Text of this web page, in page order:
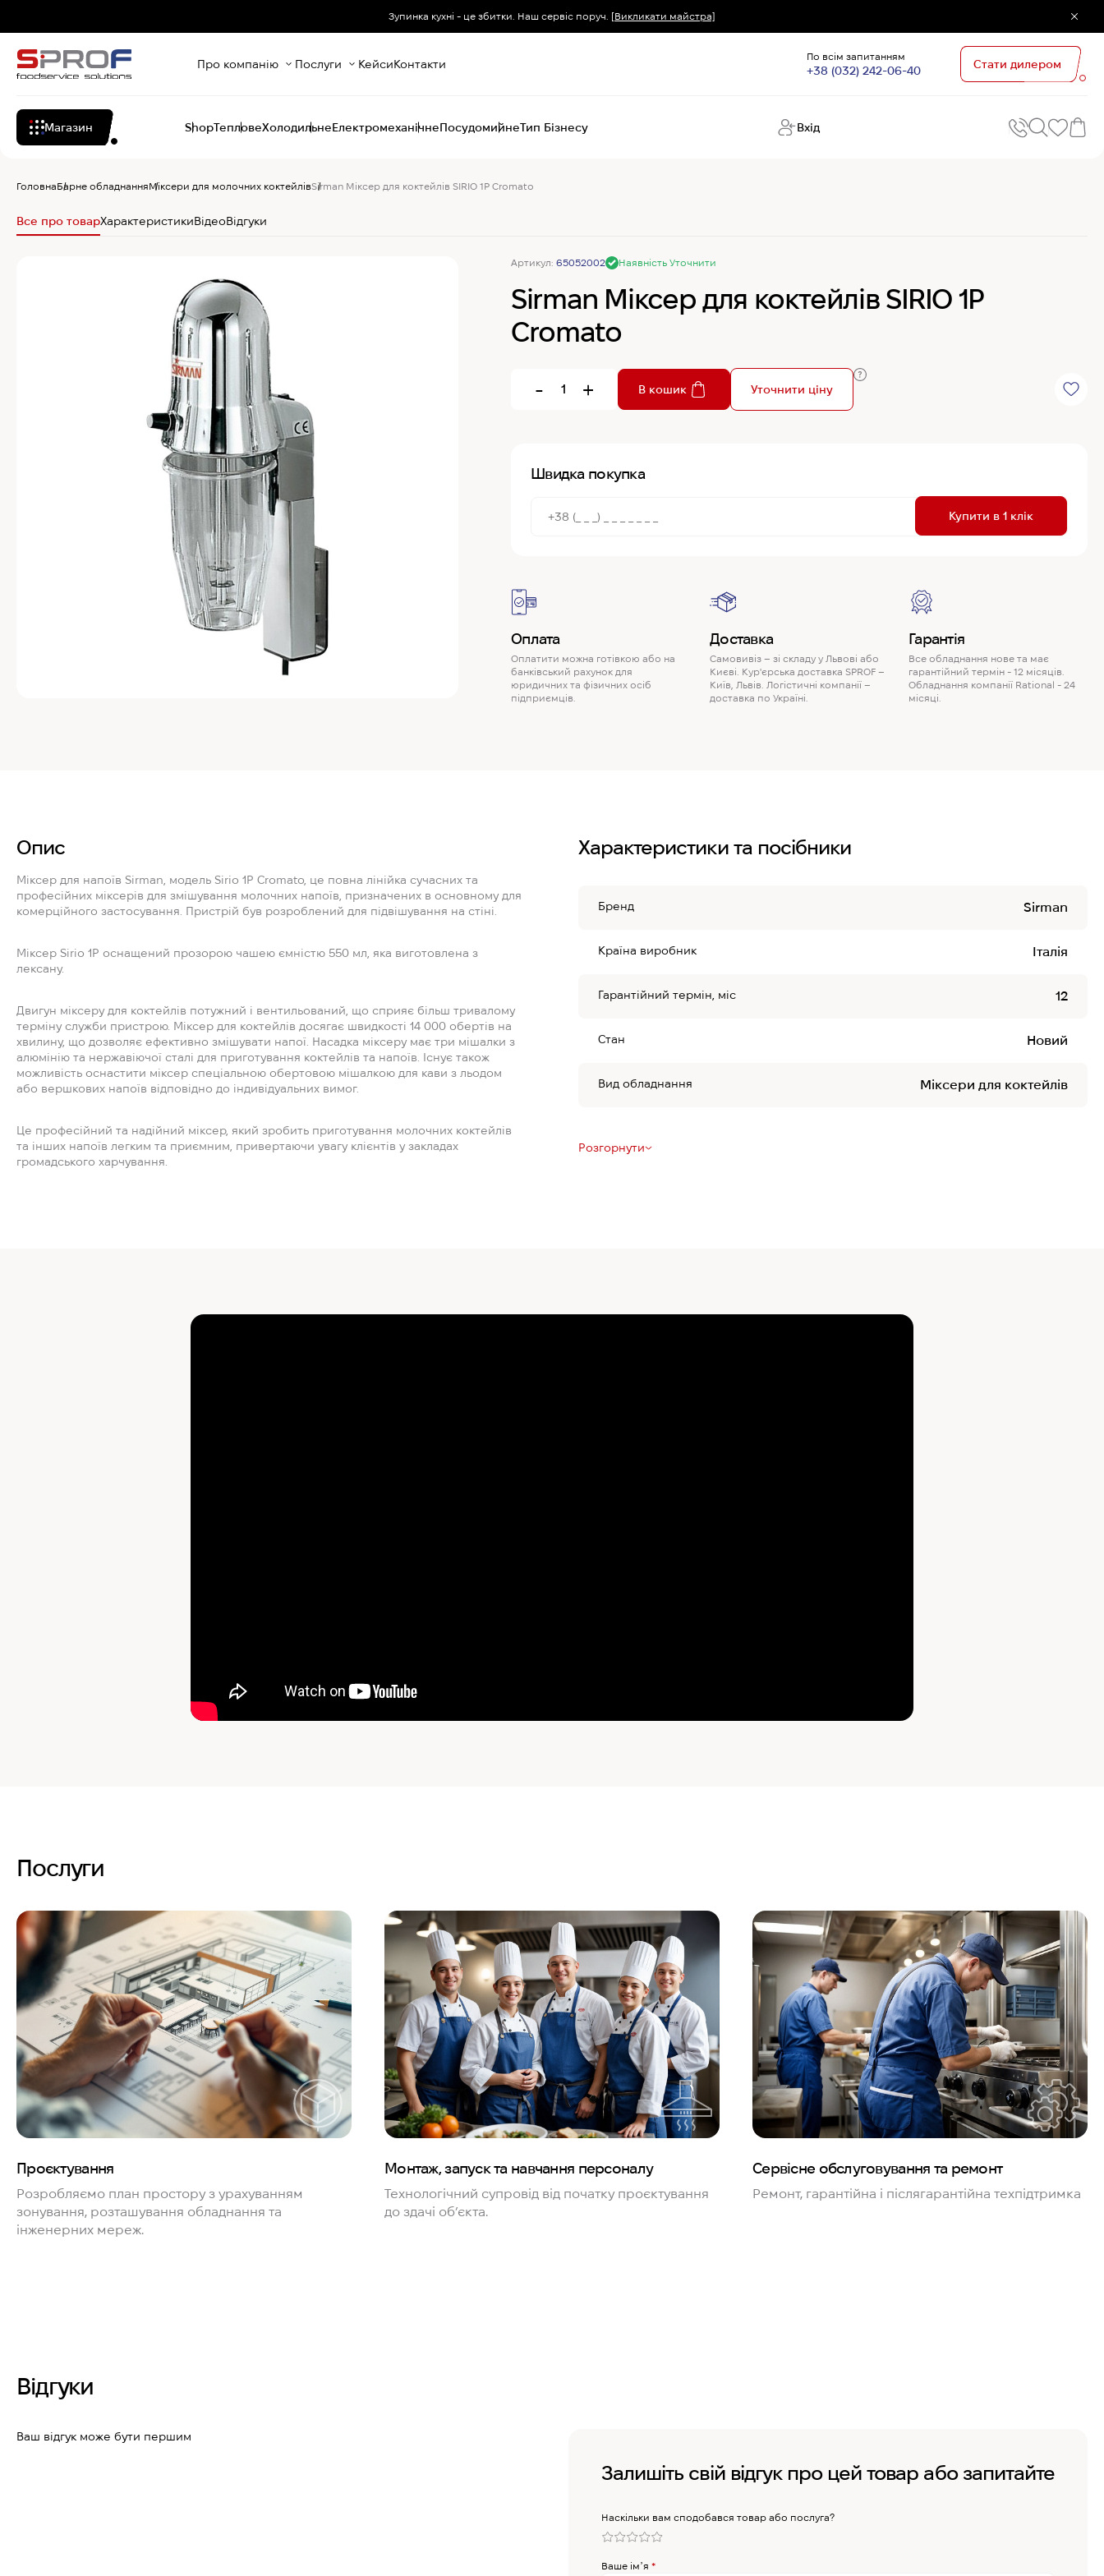
Зупинка кухні - це збитки. Наш сервіс поруч. [Викликати майстра]
Про компанію Послуги КейсиКонтакти
По всім запитанням
+38 (032) 242-06-40 Стати дилером
Магазин ShopТепловеХолодильнеЕлектромеханічнеПосудомийнеТип Бізнесу Вхід
Пароконвектомати
ГоловнаБарне обладнанняМіксери для молочних коктейлівSirman Міксер для коктейлів SIRIO 1P Cromato
Все про товарХарактеристикиВідеоВідгуки
Артикул: 65052002 Наявність Уточнити
Sirman Міксер для коктейлів SIRIO 1P
Cromato
- + В кошик Уточнити ціну
Швидка покупка
Купити в 1 клік
Оплата
Оплатити можна готівкою або на
банківський рахунок для
юридичних та фізичних осіб
підприємців.
Доставка
Самовивіз – зі складу у Львові або
Києві. Кур'єрська доставка SPROF –
Київ, Львів. Логістичні компанії –
доставка по Україні.
Гарантія
Все обладнання нове та має
гарантійний термін - 12 місяців.
Обладнання компанії Rational - 24
місяці.
Опис
Міксер для напоїв Sirman, модель Sirio 1P Cromato, це повна лінійка сучасних та
професійних міксерів для змішування молочних напоїв, призначених в основному для
комерційного застосування. Пристрій був розроблений для підвішування на стіні.
Міксер Sirio 1P оснащений прозорою чашею ємністю 550 мл, яка виготовлена з
лексану.
Двигун міксеру для коктейлів потужний і вентильований, що сприяє більш тривалому
терміну служби пристрою. Міксер для коктейлів досягає швидкості 14 000 обертів на
хвилину, що дозволяє ефективно змішувати напої. Насадка міксеру має три мішалки з
алюмінію та нержавіючої сталі для приготування коктейлів та напоїв. Існує також
можливість оснастити міксер спеціальною обертовою мішалкою для кави з льодом
або вершкових напоїв відповідно до індивідуальних вимог.
Це професійний та надійний міксер, який зробить приготування молочних коктейлів
та інших напоїв легким та приємним, привертаючи увагу клієнтів у закладах
громадського харчування.
Характеристики та посібники
Бренд Sirman
Країна виробник Італія
Гарантійний термін, міс 12
Стан Новий
Вид обладнання Міксери для коктейлів
Розгорнути
Послуги
Проєктування
Розробляємо план простору з урахуванням
зонування, розташування обладнання та
інженерних мереж.
Монтаж, запуск та навчання персоналу
Технологічний супровід від початку проєктування
до здачі об’єкта.
Сервісне обслуговування та ремонт
Ремонт, гарантійна і післягарантійна техпідтримка
Відгуки
Ваш відгук може бути першим
Залишіть свій відгук про цей товар або запитайте
Наскільки вам сподобався товар або послуга?
Ваше імʼя*